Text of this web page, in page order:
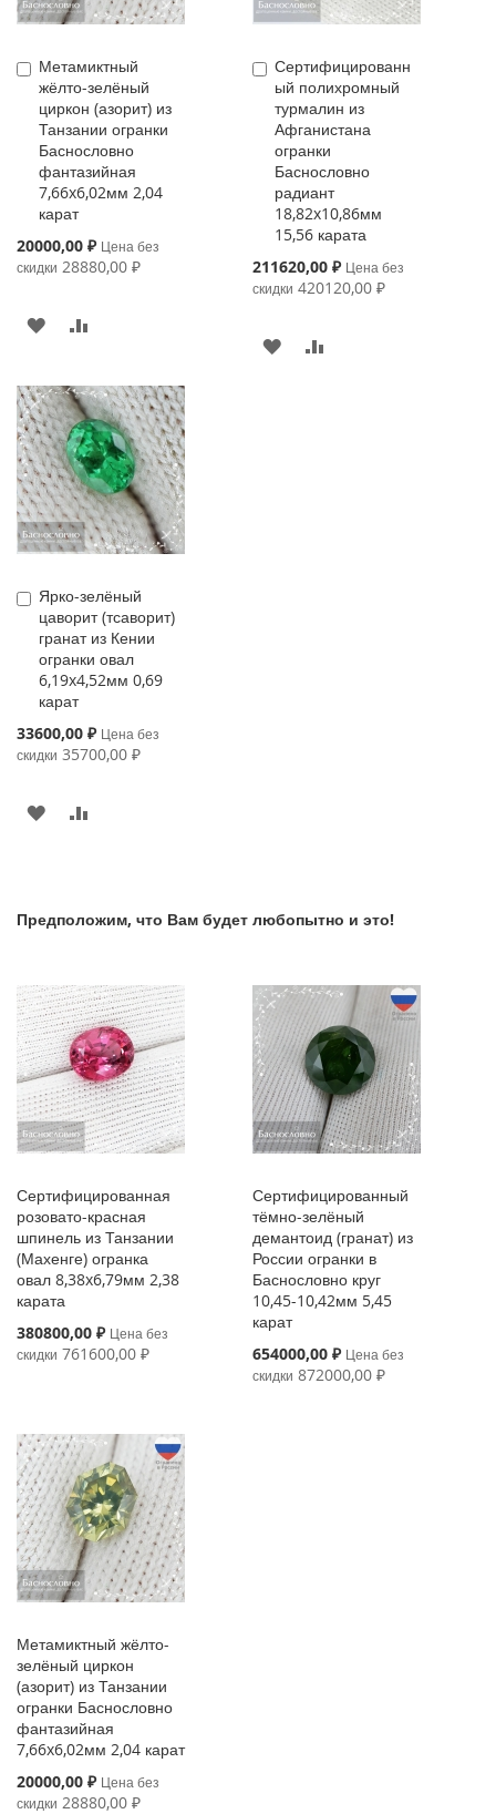
Метамиктный
жёлто-зелёный
циркон (азорит) из
Танзании огранки
Баснословно
фантазийная
7,66x6,02мм 2,04
карат
Special
20000,00 ₽ Цена без
скидки 28880,00 ₽
Купить
В
Сертифицированн
ый полихромный
турмалин из
Афганистана
огранки
Баснословно
радиант
18,82x10,86мм
15,56 карата
Special
211620,00 ₽ Цена без
скидки 420120,00 ₽
Купить
В
Ярко-зелёный
цаворит (тсаворит)
гранат из Кении
огранки овал
6,19x4,52мм 0,69
карат
Special
33600,00 ₽ Цена без
скидки 35700,00 ₽
Купить
В
Предположим, что Вам будет любопытно и это!
Сертифицированная
розовато-красная
шпинель из Танзании
(Махенге) огранка
овал 8,38x6,79мм 2,38
карата
Special
380800,00 ₽ Цена без
скидки 761600,00 ₽
Сертифицированный
тёмно-зелёный
демантоид (гранат) из
России огранки в
Баснословно круг
10,45-10,42мм 5,45
карат
Special
654000,00 ₽ Цена без
скидки 872000,00 ₽
Метамиктный жёлто-
зелёный циркон
(азорит) из Танзании
огранки Баснословно
фантазийная
7,66x6,02мм 2,04 карат
Special
20000,00 ₽ Цена без
скидки 28880,00 ₽